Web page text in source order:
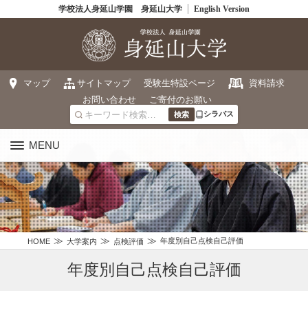
学校法人身延山学園 身延山大学 English Version
マップ サイトマップ 受験生特設ページ
資料請求
お問い合わせ
ご寄付のお願い
シラバス
MENU
HOME 大学案内 点検評価 年度別自己点検自己評価
年度別自己点検自己評価